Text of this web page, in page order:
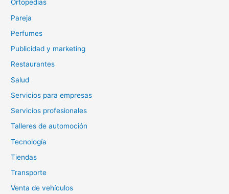
Ortopedias
Pareja
Perfumes
Publicidad y marketing
Restaurantes
Salud
Servicios para empresas
Servicios profesionales
Talleres de automoción
Tecnología
Tiendas
Transporte
Venta de vehículos